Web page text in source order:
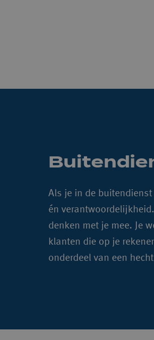
Als je in de
én
denken met je mee. Je
klanten die op je
onderdeel van een